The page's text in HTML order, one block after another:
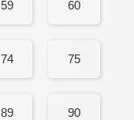
59 60
74 75
89 90